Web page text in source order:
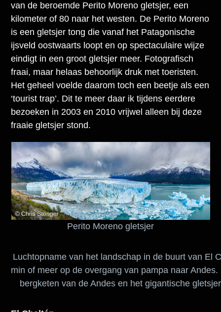
van de beroemde Perito Moreno gletsjer, een
kilometer of 80 naar het westen. De Perito Moreno
is een gletsjer tong die vanaf het Patagonische
ijsveld oostwaarts loopt en op spectaculaire wijze
eindigt in een groot gletsjer meer. Fotografisch
fraai, maar helaas behoorlijk druk met toeristen.
Het geheel voelde daarom toch een beetje als een
‘tourist trap’. Dit te meer daar ik tijdens eerdere
bezoeken in 2003 en 2010 vrijwel alleen bij deze
fraaie gletsjer stond.
Perito Moreno gletsjer
Luchtopname van het landschap in de buurt van El
min of meer op de overgang van pampa naar
bergketen van de Andes en het gigantische